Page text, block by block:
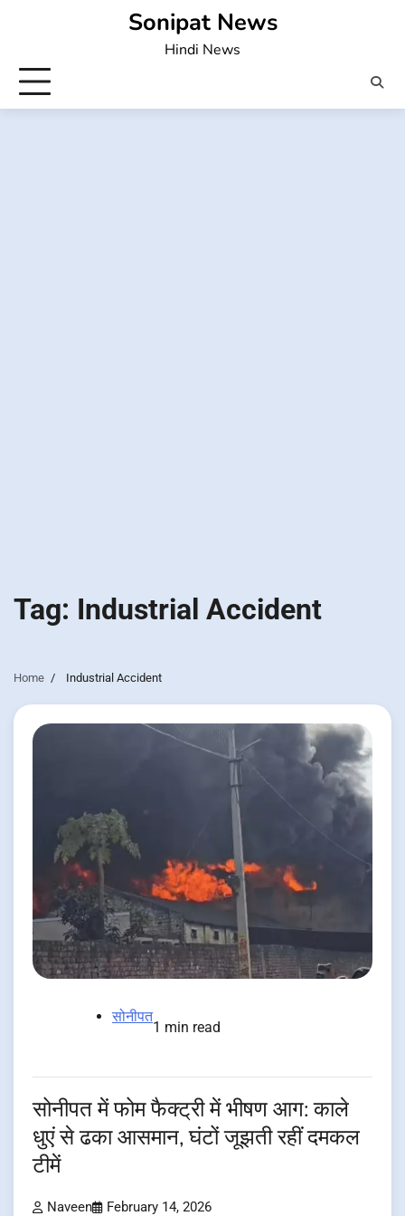
Sonipat News
Hindi News
Tag: Industrial Accident
Home Industrial Accident
सोनीपत
1 min read
सोनीपत में फोम फैक्ट्री में भीषण आग: काले
धुएं से ढका आसमान, घंटों जूझती रहीं दमकल
टीमें
Naveen February 14, 2026